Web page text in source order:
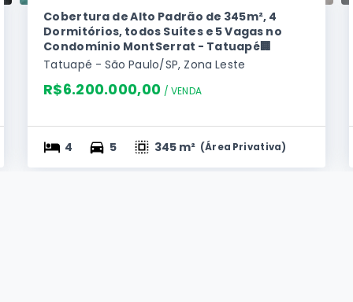
Cobertura de Alto Padrão de 345m², 4
Dormitórios, todos Suítes e 5 Vagas no
Condomínio MontSerrat - Tatuapé🏢
Tatuapé - São Paulo/SP, Zona Leste
R$6.200.000,00 / VENDA
4 5 345 m² (Área Privativa)